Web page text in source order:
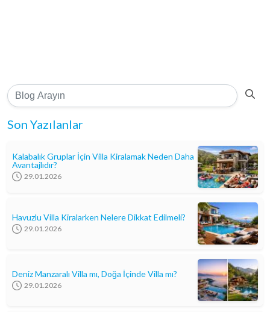
Son Yazılanlar
Kalabalık Gruplar İçin Villa Kiralamak Neden Daha
Avantajlıdır?
29.01.2026
Havuzlu Villa Kiralarken Nelere Dikkat Edilmeli?
29.01.2026
Deniz Manzaralı Villa mı, Doğa İçinde Villa mı?
29.01.2026